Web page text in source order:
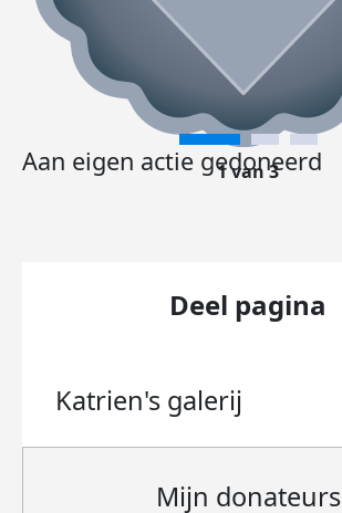
Aan eigen actie gedoneerd
1 van 3
Deel pagina
Katrien's galerij
Mijn donateurs